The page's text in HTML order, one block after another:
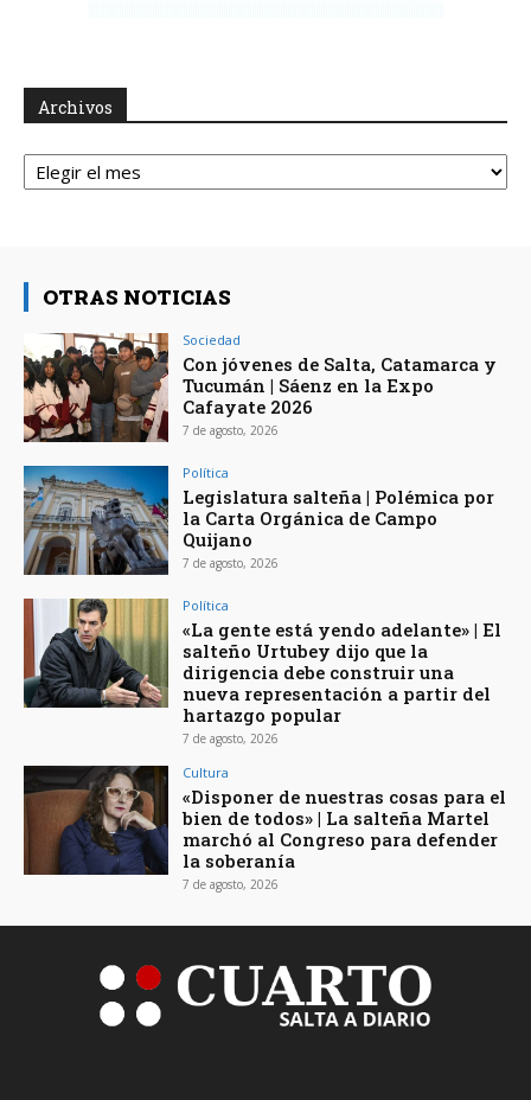
Archivos
Archivos
OTRAS NOTICIAS
Sociedad
Con jóvenes de Salta, Catamarca y
Tucumán | Sáenz en la Expo
Cafayate 2026
7 de agosto, 2026
Política
Legislatura salteña | Polémica por
la Carta Orgánica de Campo
Quijano
7 de agosto, 2026
Política
«La gente está yendo adelante» | El
salteño Urtubey dijo que la
dirigencia debe construir una
nueva representación a partir del
hartazgo popular
7 de agosto, 2026
Cultura
«Disponer de nuestras cosas para el
bien de todos» | La salteña Martel
marchó al Congreso para defender
la soberanía
7 de agosto, 2026